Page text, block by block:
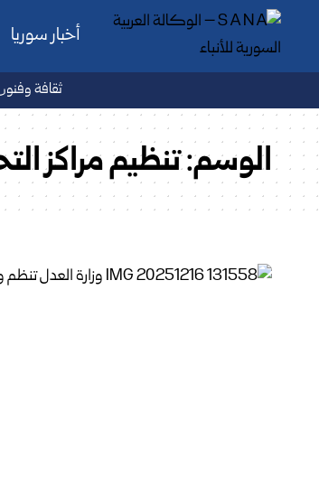
أخبار سوريا
ثقافة
الوسم:تنظيم مراكز